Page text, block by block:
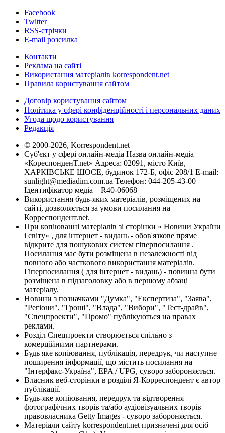
Facebook
Twitter
RSS-стрічки
E-mail розсилка
Контакти
Реклама на сайті
Використання матеріалів korrespondent.net
Правила користування сайтом
Договір користування сайтом
Політика у сфері конфіденційності і персональних даних
Угода щодо користування
Редакція
© 2000-2026, Korrespondent.net
Суб'єкт у сфері онлайн-медіа Назва онлайн-медіа –
«КореспонденТ.net» Адреса: 02091, місто Київ,
ХАРКІВСЬКЕ ШОСЕ, будинок 172-Б, офіс 208/1 E-mail:
sunlight@mediadim.com.ua Телефон: 044-205-43-00
Ідентифікатор медіа – R40-06068
Використання будь-яких матеріалів, розміщених на
сайті, дозволяється за умови посилання на
Корреспондент.net.
При копіюванні матеріалів зі сторінки « Новини України
і світу» , для інтернет - видань - обов'язкове пряме
відкрите для пошукових систем гіперпосилання .
Посилання має бути розміщена в незалежності від
повного або часткового використання матеріалів.
Гіперпосилання ( для інтернет - видань) - повинна бути
розміщена в підзаголовку або в першому абзаці
матеріалу.
Новини з позначками "Думка", "Експертиза", "Заява",
"Регіони", "Гроші", "Влада", "Вибори", "Тест-драйв",
"Спецпроекти", "Промо" публікуються на правах
реклами.
Розділ Спецпроекти створюється спільно з
комерційними партнерами.
Будь яке копіювання, публікація, передрук, чи наступне
поширення інформації, що містить посилання на
"Інтерфакс-Україна", EPA / UPG, суворо забороняється.
Власник веб-сторінки в розділі Я-Корреспондент є автор
публікації.
Будь-яке копіювання, передрук та відтворення
фотографічних творів та/або аудіовізуальних творів
правовласника Getty Images - суворо забороняється.
Матеріали сайту korrespondent.net призначені для осіб